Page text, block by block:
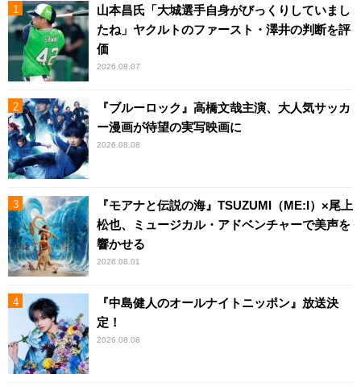
山本昌氏「大城選手自身がびっくりしていまし
たね」ヤクルトのファースト・澤井の判断を評
価
2026.08.07
『ブルーロック』高橋文哉主演、大人気サッカ
ー漫画が待望の実写映画に
2026.08.08
『モアナと伝説の海』TSUZUMI（ME:I）×尾上
松也、ミュージカル・アドベンチャーで美声を
響かせる
2026.08.01
『中島健人のオールナイトニッポン』放送決
定！
2026.08.08